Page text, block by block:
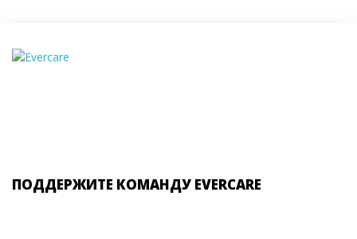
ПОДДЕРЖИТЕ КОМАНДУ EVERCARE